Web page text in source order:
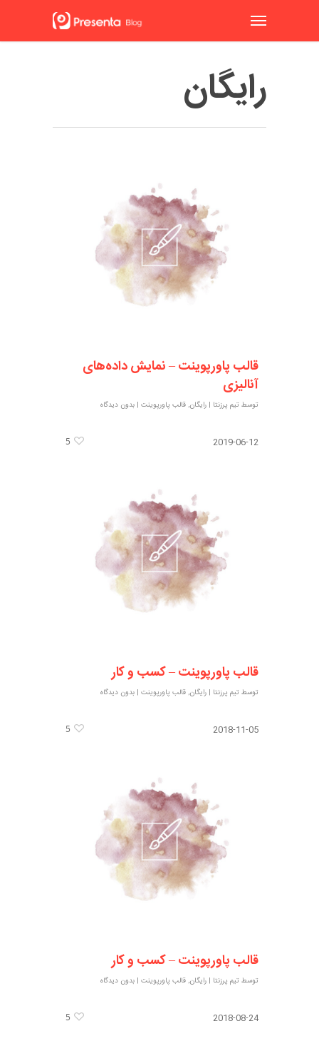
رایگان
قالب پاورپوینت – نمایش داده‌های
آنالیزی
توسط تیم پرزنتا |رایگان,قالب پاورپوینت |بدون دیدگاه
2019-06-12
5
قالب پاورپوینت – کسب و کار
توسط تیم پرزنتا |رایگان,قالب پاورپوینت |بدون دیدگاه
2018-11-05
5
قالب پاورپوینت – کسب و کار
توسط تیم پرزنتا |رایگان,قالب پاورپوینت |بدون دیدگاه
2018-08-24
5